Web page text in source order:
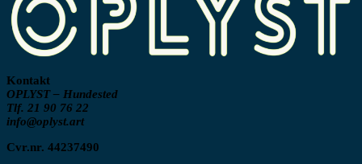
Kontakt
OPLYST – Hundested
Tlf. 21 90 76 22
info@oplyst.art
Cvr.nr. 44237490